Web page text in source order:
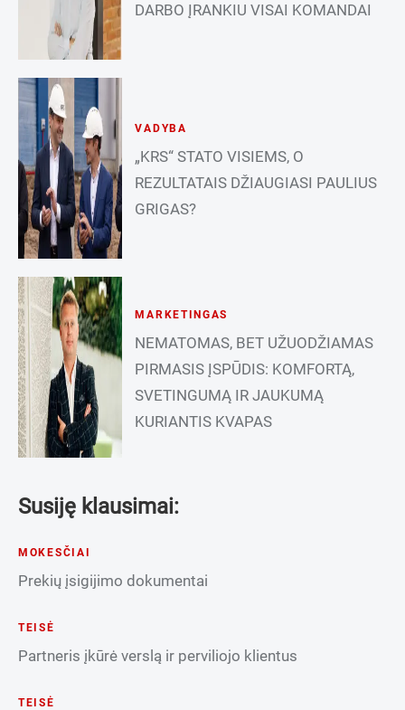
DARBO ĮRANKIU VISAI KOMANDAI
VADYBA
„KRS“ STATO VISIEMS, O
REZULTATAIS DŽIAUGIASI PAULIUS
GRIGAS?
MARKETINGAS
NEMATOMAS, BET UŽUODŽIAMAS
PIRMASIS ĮSPŪDIS: KOMFORTĄ,
SVETINGUMĄ IR JAUKUMĄ
KURIANTIS KVAPAS
Susiję klausimai:
MOKESČIAI
Prekių įsigijimo dokumentai
TEISĖ
Partneris įkūrė verslą ir perviliojo klientus
TEISĖ